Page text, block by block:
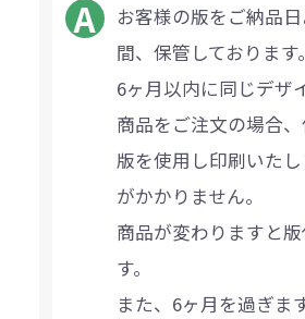
お客様の版をご納品
間、保管しております。
6ヶ月以内に同じデザ
商品をご注文の場合
版を使用し印刷いた
がかかりません。
商品が変わりますと
す。
また、6ヶ月を過ぎま